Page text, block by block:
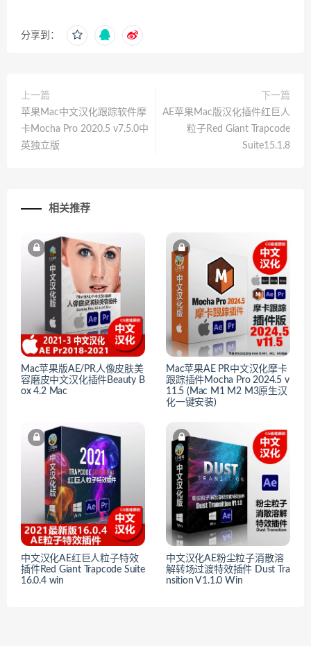
分享到：
上一篇
苹果Mac中文汉化跟踪软件摩
卡Mocha Pro 2020.5 v7.5.0中
英独立版
下一篇
AE苹果Mac版汉化插件红巨人
粒子Red Giant Trapcode
Suite15.1.8
相关推荐
Mac苹果版AE/PR人像皮肤美
容磨皮中文汉化插件Beauty B
ox 4.2 Mac
Mac苹果AE PR中文汉化摩卡
跟踪插件Mocha Pro 2024.5 v
11.5 (Mac M1 M2 M3原生汉
化一键安装)
中文汉化AE红巨人粒子特效
插件Red Giant Trapcode Suite
16.0.4 win
中文汉化AE粉尘粒子消散溶
解转场过渡特效插件 Dust Tra
nsition V1.1.0 Win